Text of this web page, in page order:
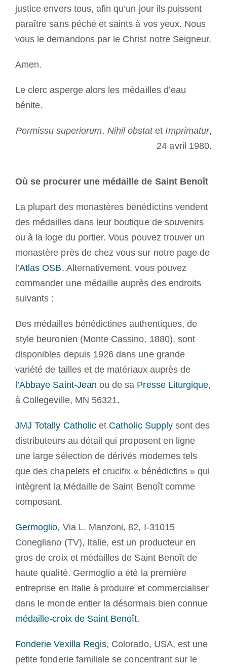
justice envers tous, afin qu’un jour ils puissent
paraître sans péché et saints à vos yeux. Nous
vous le demandons par le Christ notre Seigneur.
Amen.
Le clerc asperge alors les médailles d’eau
bénite.
Permissu superiorum. Nihil obstatetImprimatur,
24 avril 1980.
Où se procurer une médaille de Saint Benoît
La plupart des monastères bénédictins vendent
des médailles dans leur boutique de souvenirs
ou à la loge du portier. Vous pouvez trouver un
monastère près de chez vous sur notre page de
l’Atlas OSB. Alternativement, vous pouvez
commander une médaille auprès des endroits
suivants :
Des médailles bénédictines authentiques, de
style beuronien (Monte Cassino, 1880), sont
disponibles depuis 1926 dans une grande
variété de tailles et de matériaux auprès de
l’Abbaye Saint-Jean ou de sa Presse Liturgique,
à Collegeville, MN 56321.
JMJ Totally Catholic et Catholic Supplysont des
distributeurs au détail qui proposent en ligne
une large sélection de dérivés modernes tels
que des chapelets et crucifix « bénédictins » qui
intègrent la Médaille de Saint Benoît comme
composant.
Germoglio, Via L. Manzoni, 82, I-31015
Conegliano (TV), Italie, est un producteur en
gros de croix et médailles de Saint Benoît de
haute qualité. Germoglio a été la première
entreprise en Italie à produire et commercialiser
dans le monde entier la désormais bien connue
médaille-croix de Saint Benoît.
Fonderie Vexilla Regis, Colorado, USA, est une
petite fonderie familiale se concentrant sur le